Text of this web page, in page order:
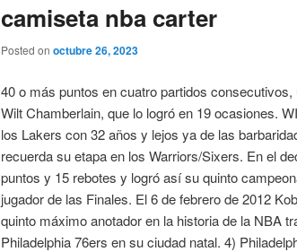
camiseta nba carter
Posted on octubre 26, 2023
40 o más puntos en cuatro partidos
Wilt Chamberlain, que lo logró en 19 ocasiones.
los Lakers con 32 años y lejos ya de las
recuerda su etapa en los Warriors/Sixers. En el
puntos y 15 rebotes y logró así su quinto
jugador de las Finales. El 6 de febrero de 2012
quinto máximo anotador en la historia de la NBA
Philadelphia 76ers en su ciudad natal. 4)